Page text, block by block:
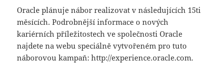
Oracle plánuje nábor realizovat v následujících 15ti
měsících. Podrobnější informace o nových
kariérních příležitostech ve společnosti Oracle
najdete na webu speciálně vytvořeném pro tuto
náborovou kampaň: http://experience.oracle.com.